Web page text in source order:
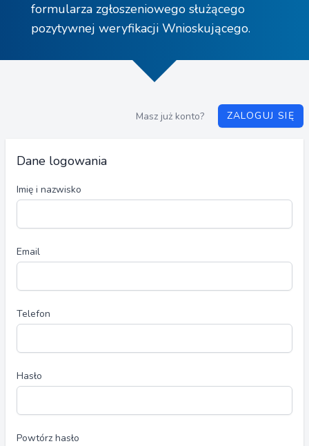
formularza zgłoszeniowego służącego
pozytywnej weryfikacji Wnioskującego.
ZALOGUJ SIĘ
Masz już konto?
Dane logowania
Imię i nazwisko
Email
Telefon
Hasło
Powtórz hasło